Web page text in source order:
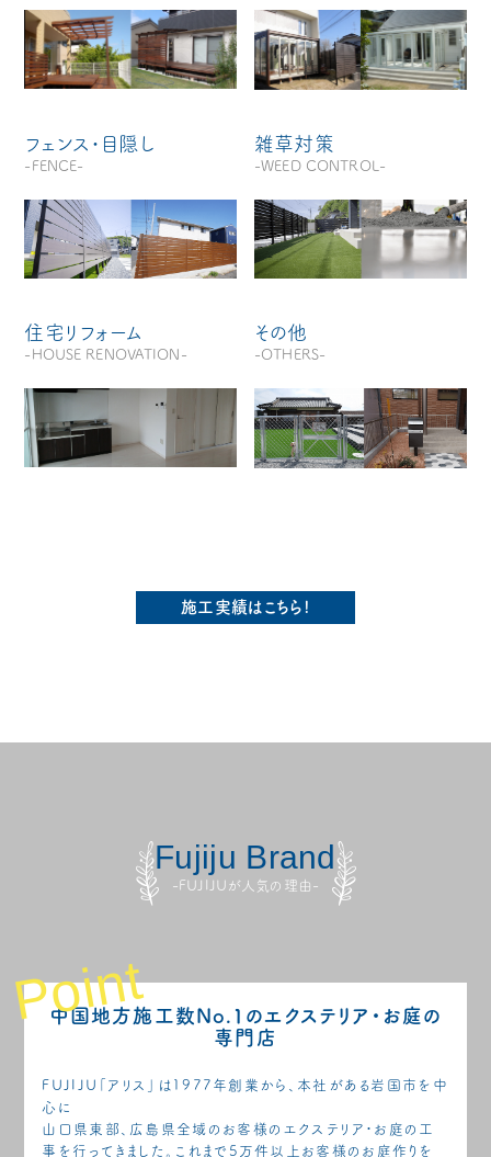
フェンス・目隠し
-FENCE-
雑草対策
-WEED CONTROL-
住宅リフォーム
-HOUSE RENOVATION-
その他
-OTHERS-
施工実績はこちら!
Fujiju Brand
-FUJIJUが人気の理由-
Point
中国地方施工数No.1のエクステリア・お庭の
専門店
FUJIJU「アリス」は1977年創業から、本社がある岩国市を中
心に
山口県東部、広島県全域のお客様のエクステリア・お庭の工
事を行ってきました。これまで5万件以上お客様のお庭作りを